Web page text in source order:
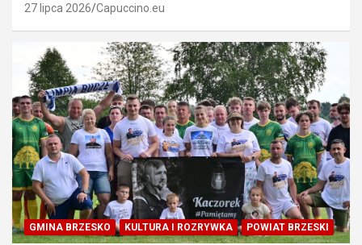
27 lipca 2026 Capuccino.eu
GMINA BRZESKO KULTURA I ROZRYWKA POWIAT BRZESKI